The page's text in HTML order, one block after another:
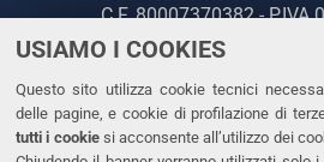
USIAMO I COOKIES
Questo sito utilizza cookie tecnici
delle pagine, e cookie di profilazione di
tutti i cookiesi acconsente all’utilizzo dei
C.F. 80007370382 - P.IVA
CONTATTI
Tel. +39 0532 293111